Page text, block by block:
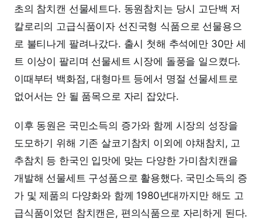
초의 참치캔 선물세트다. 동원참치는 당시 고단백 저
칼로리의 고급식품이자 선진국형 식품으로 선물용으
로 불티나게 팔려나갔다. 출시 첫해 추석에만 30만 세
트 이상이 팔리며 선물세트 시장에 돌풍을 일으켰다.
이때부터 백화점, 대형마트 등에서 명절 선물세트로
없어서는 안 될 품목으로 자리 잡았다.
이후 동원은 국민소득의 증가와 함께 시장의 성장을
도모하기 위해 기존 살코기참치 이외에 야채참치, 고
추참치 등 한국인 입맛에 맞는 다양한 가미참치캔을
개발해 선물세트 구성품으로 활용했다. 국민소득의 증
가 및 제품의 다양화와 함께 1980년대까지만 해도 고
급식품이었던 참치캔은, 편의식품으로 자리하게 된다.